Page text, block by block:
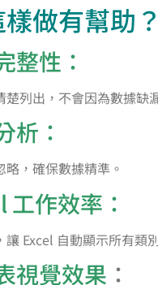
做有幫助？
整性：
楚列出，不會因為數據缺
析：
，確保數據精準。
工作效率：
Excel 自動顯示所有類
視覺效果 ：